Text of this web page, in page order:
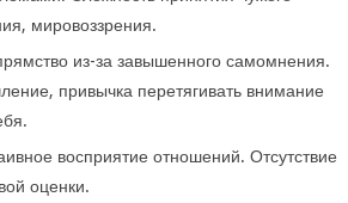
мировоззрения.
из-за завышенного самомнения.
привычка перетягивать внимание
восприятие отношений. Отсутствие
оценки.